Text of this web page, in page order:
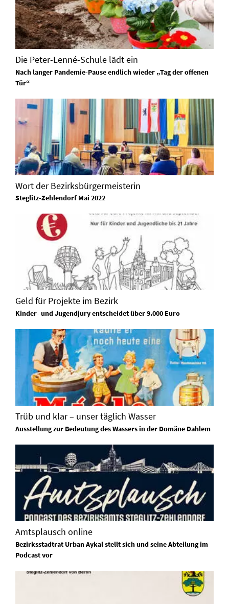
Die Peter-Lenné-Schule lädt ein
Nach langer Pandemie-Pause endlich wieder „Tag der offenen
Tür“
Wort der Bezirksbürgermeisterin
Steglitz-Zehlendorf Mai 2022
Geld für Projekte im Bezirk
Kinder- und Jugendjury entscheidet über 9.000 Euro
Trüb und klar – unser täglich Wasser
Ausstellung zur Bedeutung des Wassers in der Domäne Dahlem
Amtsplausch online
Bezirksstadtrat Urban Aykal stellt sich und seine Abteilung im
Podcast vor